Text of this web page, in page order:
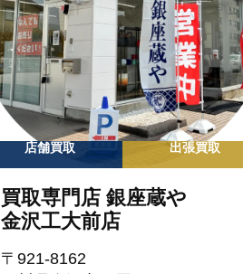
店舗買取 出張買取
買取専門店 銀座蔵や
金沢工大前店
〒921-8162